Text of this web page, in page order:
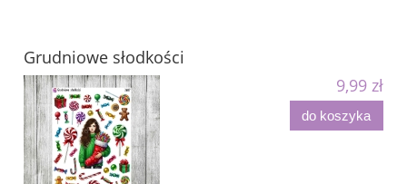
Grudniowe słodkości
9,99 zł
do koszyka